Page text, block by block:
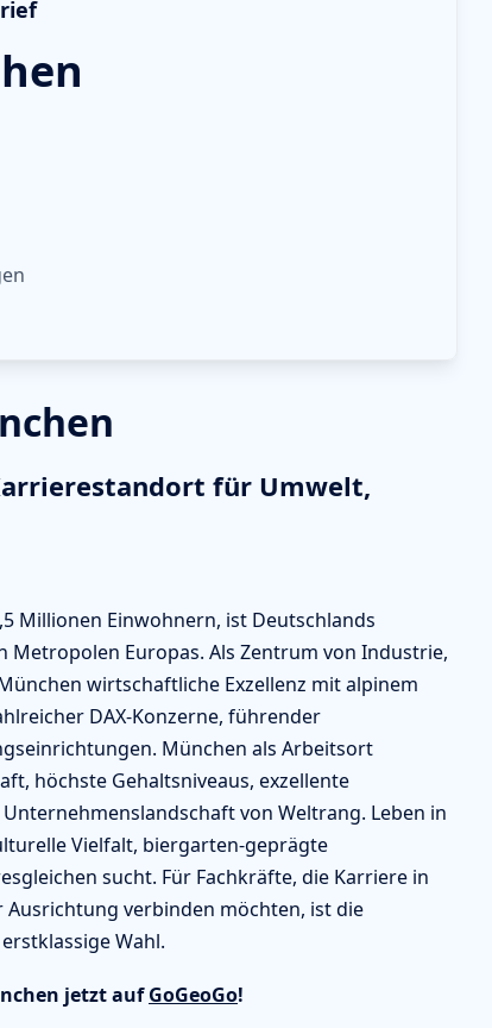
für Umwelt,
Millionen Einwohnern, ist Deutschlands
Europas. Als Zentrum von Industrie,
wirtschaftliche Exzellenz mit alpinem
DAX-Konzerne, führender
München als Arbeitsort
höchste Gehaltsniveaus, exzellente
von Weltrang. Leben in
Vielfalt, biergarten-geprägte
sucht. Für Fachkräfte, die Karriere in
verbinden möchten, ist die
Wahl.
jetzt aufGoGeoGo!